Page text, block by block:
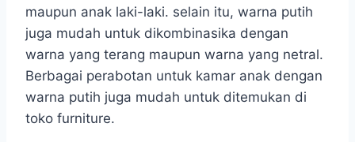
maupun anak laki-laki. selain itu, warna putih
juga mudah untuk dikombinasika dengan
warna yang terang maupun warna yang netral.
Berbagai perabotan untuk kamar anak dengan
warna putih juga mudah untuk ditemukan di
toko furniture.